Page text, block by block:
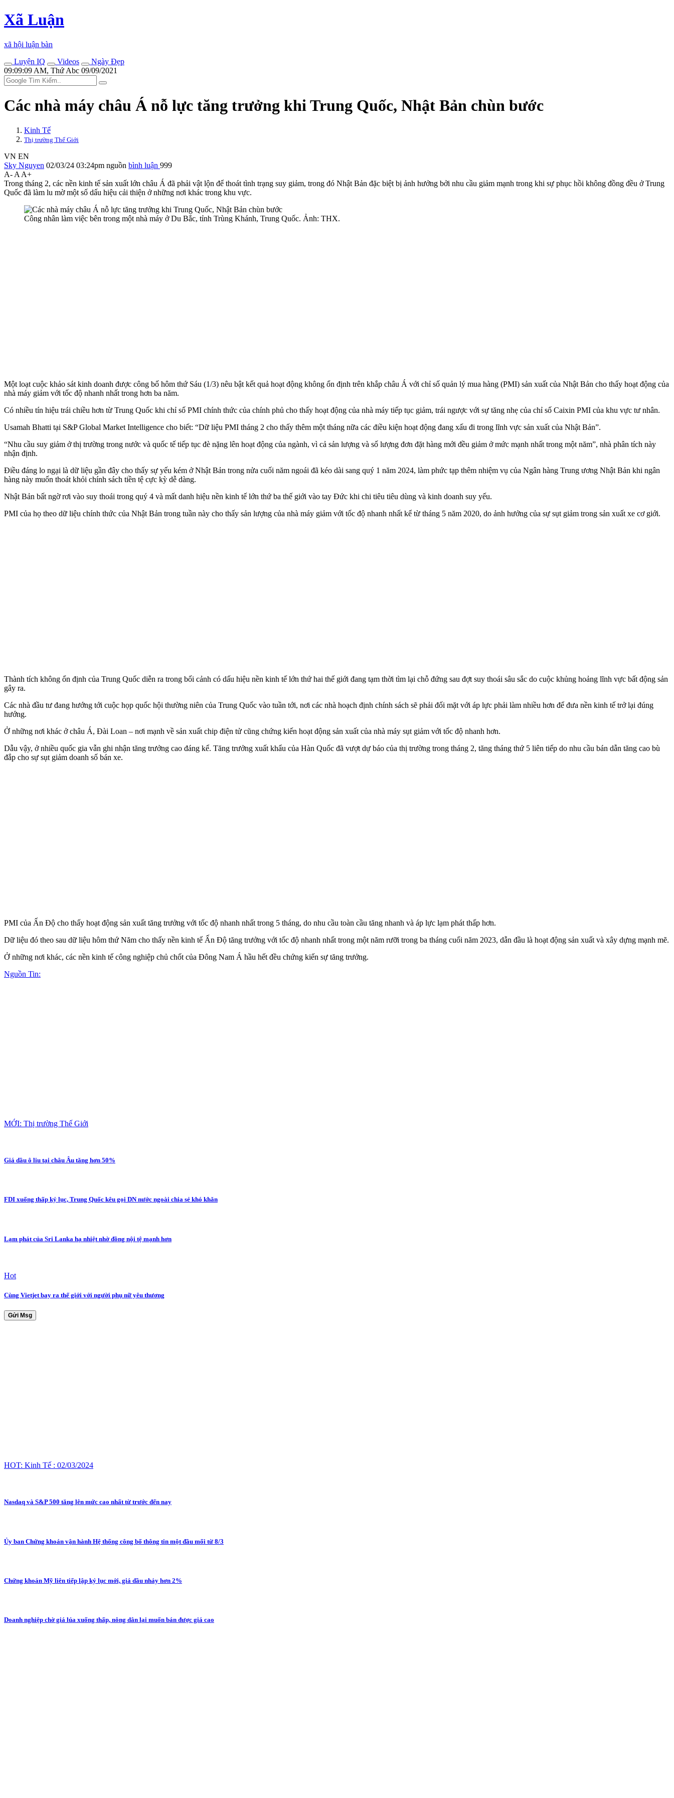
Xã Luận
xã hội luận bàn
Luyện IQ
Videos
Ngày Đẹp
09:09:09 AM, Thứ Abc 09/09/2021
Các nhà máy châu Á nỗ lực tăng trưởng khi Trung Quốc, Nhật Bản chùn bước
Kinh Tế
Thị trường Thế Giới
VN EN
Sky Nguyen 02/03/24 03:24pm nguồn bình luận 999
A- A A+
Trong tháng 2, các nền kinh tế sản xuất lớn châu Á đã phải vật lộn để thoát tình trạng suy giảm, trong đó Nhật Bản đặc biệt bị ảnh hưởng bởi nhu cầu giảm mạnh trong khi sự phục hồi không đồng đều ở Trung
Quốc đã làm lu mờ một số dấu hiệu cải thiện ở những nơi khác trong khu vực.
Công nhân làm việc bên trong một nhà máy ở Du Bắc, tỉnh Trùng Khánh, Trung Quốc. Ảnh: THX.
Một loạt cuộc khảo sát kinh doanh được công bố hôm thứ Sáu (1/3) nêu bật kết quả hoạt động không ổn định trên khắp châu Á với chỉ số quản lý mua hàng (PMI) sản xuất của Nhật Bản cho thấy hoạt động của
nhà máy giảm với tốc độ nhanh nhất trong hơn ba năm.
Có nhiều tín hiệu trái chiều hơn từ Trung Quốc khi chỉ số PMI chính thức của chính phủ cho thấy hoạt động của nhà máy tiếp tục giảm, trái ngược với sự tăng nhẹ của chỉ số Caixin PMI của khu vực tư nhân.
Usamah Bhatti tại S&P Global Market Intelligence cho biết: “Dữ liệu PMI tháng 2 cho thấy thêm một tháng nữa các điều kiện hoạt động đang xấu đi trong lĩnh vực sản xuất của Nhật Bản”.
“Nhu cầu suy giảm ở thị trường trong nước và quốc tế tiếp tục đè nặng lên hoạt động của ngành, vì cả sản lượng và số lượng đơn đặt hàng mới đều giảm ở mức mạnh nhất trong một năm”, nhà phân tích này
nhận định.
Điều đáng lo ngại là dữ liệu gần đây cho thấy sự yếu kém ở Nhật Bản trong nửa cuối năm ngoái đã kéo dài sang quý 1 năm 2024, làm phức tạp thêm nhiệm vụ của Ngân hàng Trung ương Nhật Bản khi ngân
hàng này muốn thoát khỏi chính sách tiền tệ cực kỳ dễ dàng.
Nhật Bản bất ngờ rơi vào suy thoái trong quý 4 và mất danh hiệu nền kinh tế lớn thứ ba thế giới vào tay Đức khi chi tiêu tiêu dùng và kinh doanh suy yếu.
PMI của họ theo dữ liệu chính thức của Nhật Bản trong tuần này cho thấy sản lượng của nhà máy giảm với tốc độ nhanh nhất kể từ tháng 5 năm 2020, do ảnh hưởng của sự sụt giảm trong sản xuất xe cơ giới.
Thành tích không ổn định của Trung Quốc diễn ra trong bối cảnh có dấu hiệu nền kinh tế lớn thứ hai thế giới đang tạm thời tìm lại chỗ đứng sau đợt suy thoái sâu sắc do cuộc khủng hoảng lĩnh vực bất động sản
gây ra.
Các nhà đầu tư đang hướng tới cuộc họp quốc hội thường niên của Trung Quốc vào tuần tới, nơi các nhà hoạch định chính sách sẽ phải đối mặt với áp lực phải làm nhiều hơn để đưa nền kinh tế trở lại đúng
hướng.
Ở những nơi khác ở châu Á, Đài Loan – nơi mạnh về sản xuất chip điện tử cũng chứng kiến hoạt động sản xuất của nhà máy sụt giảm với tốc độ nhanh hơn.
Dẫu vậy, ở nhiều quốc gia vẫn ghi nhận tăng trưởng cao đáng kể. Tăng trưởng xuất khẩu của Hàn Quốc đã vượt dự báo của thị trường trong tháng 2, tăng tháng thứ 5 liên tiếp do nhu cầu bán dẫn tăng cao bù
đắp cho sự sụt giảm doanh số bán xe.
PMI của Ấn Độ cho thấy hoạt động sản xuất tăng trưởng với tốc độ nhanh nhất trong 5 tháng, do nhu cầu toàn cầu tăng nhanh và áp lực lạm phát thấp hơn.
Dữ liệu đó theo sau dữ liệu hôm thứ Năm cho thấy nền kinh tế Ấn Độ tăng trưởng với tốc độ nhanh nhất trong một năm rưỡi trong ba tháng cuối năm 2023, dẫn đầu là hoạt động sản xuất và xây dựng mạnh mẽ.
Ở những nơi khác, các nền kinh tế công nghiệp chủ chốt của Đông Nam Á hầu hết đều chứng kiến sự tăng trưởng.
Nguồn Tin:
MỚI: Thị trường Thế Giới
Giá dầu ô liu tại châu Âu tăng hơn 50%
FDI xuống thấp kỷ lục, Trung Quốc kêu gọi DN nước ngoài chia sẻ khó khăn
Lạm phát của Sri Lanka hạ nhiệt nhờ đồng nội tệ mạnh hơn
Hot
Cùng Vietjet bay ra thế giới với người phụ nữ yêu thương
Gửi Msg
HOT: Kinh Tế : 02/03/2024
Nasdaq và S&P 500 tăng lên mức cao nhất từ trước đến nay
Ủy ban Chứng khoán vận hành Hệ thống công bố thông tin một đầu mối từ 8/3
Chứng khoán Mỹ liên tiếp lập kỷ lục mới, giá dầu nhảy hơn 2%
Doanh nghiệp chờ giá lúa xuống thấp, nông dân lại muốn bán được giá cao